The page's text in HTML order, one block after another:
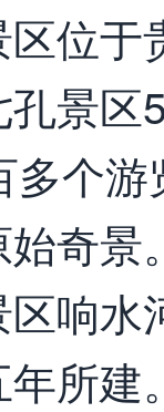
位
景
多个
奇
响
所